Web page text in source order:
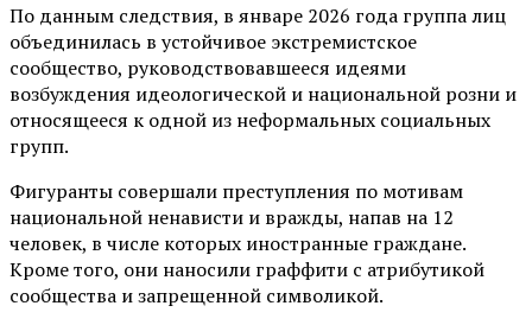
По данным следствия, в январе 2026 года группа лиц
объединилась в устойчивое экстремистское
сообщество, руководствовавшееся идеями
возбуждения идеологической и национальной розни и
относящееся к одной из неформальных социальных
групп.
Фигуранты совершали преступления по мотивам
национальной ненависти и вражды, напав на 12
человек, в числе которых иностранные граждане.
Кроме того, они наносили граффити с атрибутикой
сообщества и запрещенной символикой.